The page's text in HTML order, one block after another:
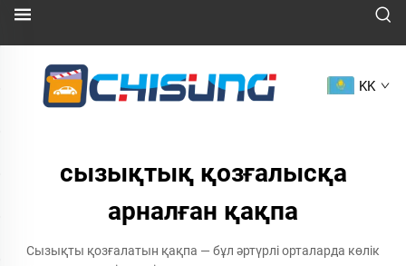
KK
сызықтық қозғалысқа
арналған қақпа
Сызықты қозғалатын қақпа — бұл әртүрлі орталарда көлік